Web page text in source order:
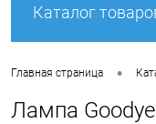
Каталог
Главная страница •
Лампа